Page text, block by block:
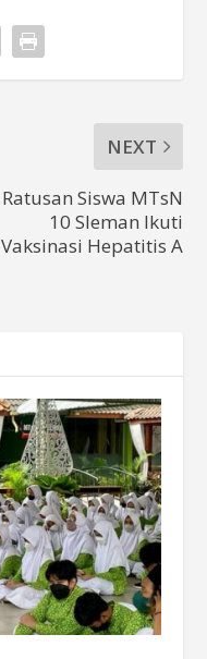
NEXT
Ratusan Siswa MTsN
10 Sleman Ikuti
Vaksinasi Hepatitis A